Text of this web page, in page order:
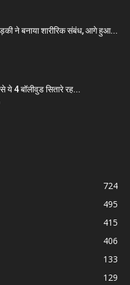
ने बनाया शारीरिक संबंध, आगे हुआ...
4 बॉलीवुड सितारे रह...
724
495
415
406
133
129